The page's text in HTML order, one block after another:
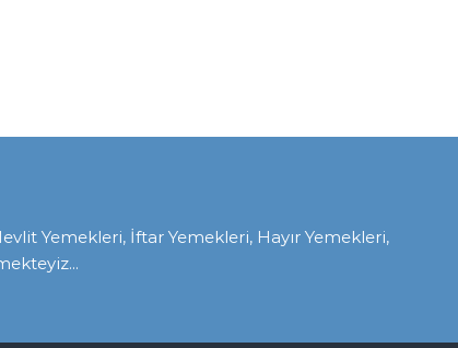
Yemekleri, İftar Yemekleri, Hayır Yemekleri,